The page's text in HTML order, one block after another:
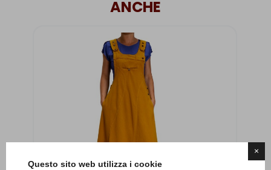
×
Questo sito web utilizza i cookie
ANCHE